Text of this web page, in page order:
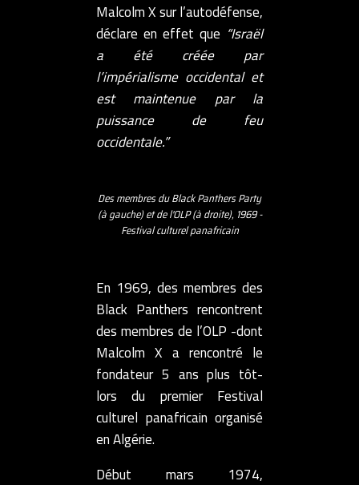
Malcolm X sur l’autodéfense,
déclare en effet que “Israël
a été créée par
l’impérialisme occidental et
est maintenue par la
puissance de feu
occidentale.”
Des membres du Black Panthers Party
(à gauche) et de l'OLP (à droite), 1969 -
Festival culturel panafricain
En 1969, des membres des
Black Panthers rencontrent
des membres de l’OLP -dont
Malcolm X a rencontré le
fondateur 5 ans plus tôt-
lors du premier Festival
culturel panafricain organisé
en Algérie.
Début mars 1974,